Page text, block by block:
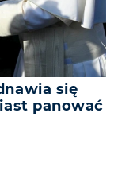
się
panować